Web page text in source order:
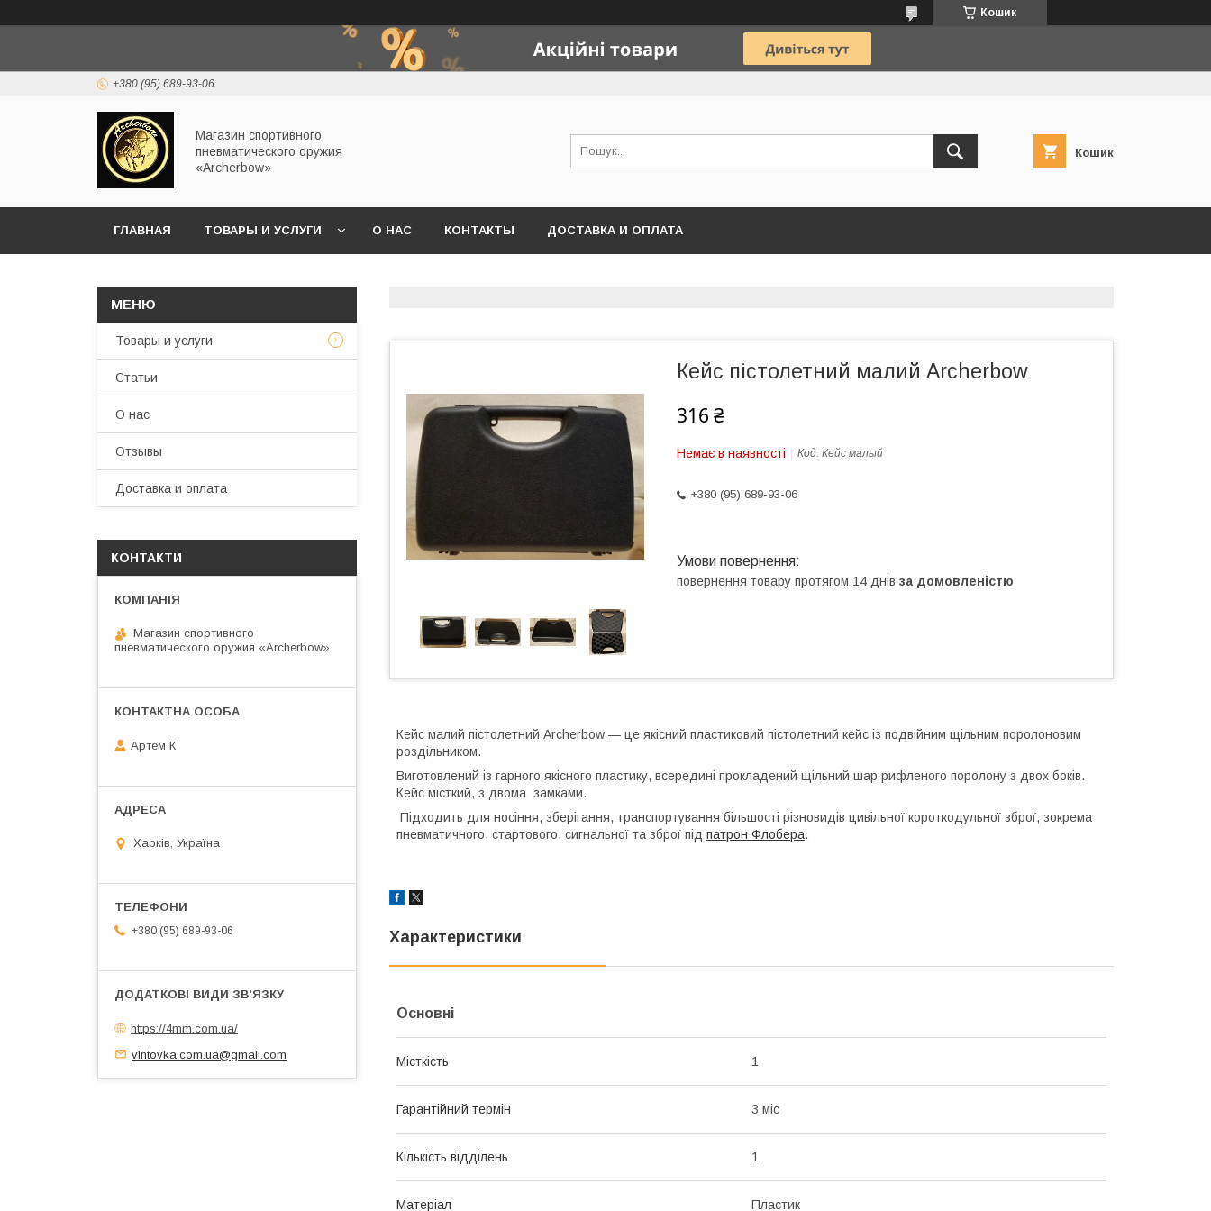
Кошик
+380 (95) 689-93-06
Магазин спортивного
пневматического оружия
«Archerbow»
Кошик
ГЛАВНАЯ ТОВАРЫ И УСЛУГИ О НАС КОНТАКТЫ ДОСТАВКА И ОПЛАТА
Кейс пістолетний малий Archerbow
316 ₴
Немає в наявності Код: Кейс малый
+380 (95) 689-93-06
повернення товару протягом 14 днів за домовленістю
Кейс малий пістолетний Archerbow — це якісний пластиковий пістолетний кейс із подвійним щільним поролоновим
роздільником.
Виготовлений із гарного якісного пластику, всередині прокладений щільний шар рифленого поролону з двох боків.
Кейс місткий, з двома замками.
Підходить для носіння, зберігання, транспортування більшості різновидів цивільної короткодульної зброї, зокрема
пневматичного, стартового, сигнальної та зброї під патрон Флобера.
Характеристики
Основні
Місткість 1
Гарантійний термін 3 міс
Кількість відділень 1
Матеріал Пластик
Товары и услуги
Статьи
О нас
Отзывы
Доставка и оплата
КОНТАКТИ
Магазин спортивного
пневматического оружия «Archerbow»
Артем К
Харків, Україна
+380 (95) 689-93-06
https://4mm.com.ua/
vintovka.com.ua@gmail.com